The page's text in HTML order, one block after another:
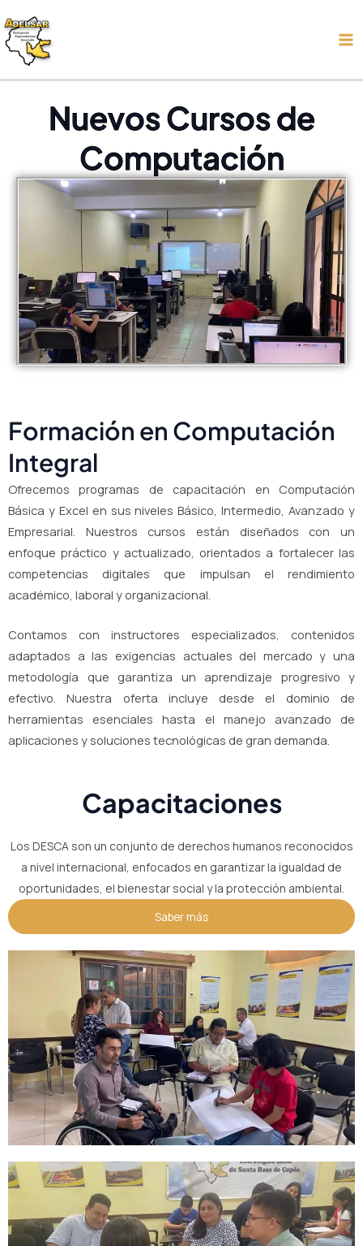
al
contenido
Nuevos Cursos de
Computación
Formación en Computación
Integral
Ofrecemos programas de capacitación en Computación
Básica y Excel en sus niveles Básico, Intermedio, Avanzado y
Empresarial. Nuestros cursos están diseñados con un
enfoque práctico y actualizado, orientados a fortalecer las
competencias digitales que impulsan el rendimiento
académico, laboral y organizacional.
Contamos con instructores especializados, contenidos
adaptados a las exigencias actuales del mercado y una
metodología que garantiza un aprendizaje progresivo y
efectivo. Nuestra oferta incluye desde el dominio de
herramientas esenciales hasta el manejo avanzado de
aplicaciones y soluciones tecnológicas de gran demanda.
Capacitaciones
Los DESCA son un conjunto de derechos humanos reconocidos
a nivel internacional, enfocados en garantizar la igualdad de
oportunidades, el bienestar social y la protección ambiental.
Saber más